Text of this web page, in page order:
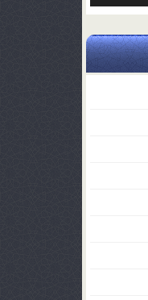
یا
صدا
کلیدهای